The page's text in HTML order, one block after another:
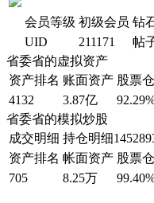
会员等级 初级会员 钻
UID
211171 帖
省委省的虚拟资产
资产排名 账面资产 股票
4132
3.87亿
省委省的模拟炒股
成交明细 持仓明细
资产排名 帐面资产 股票
705
8.25万